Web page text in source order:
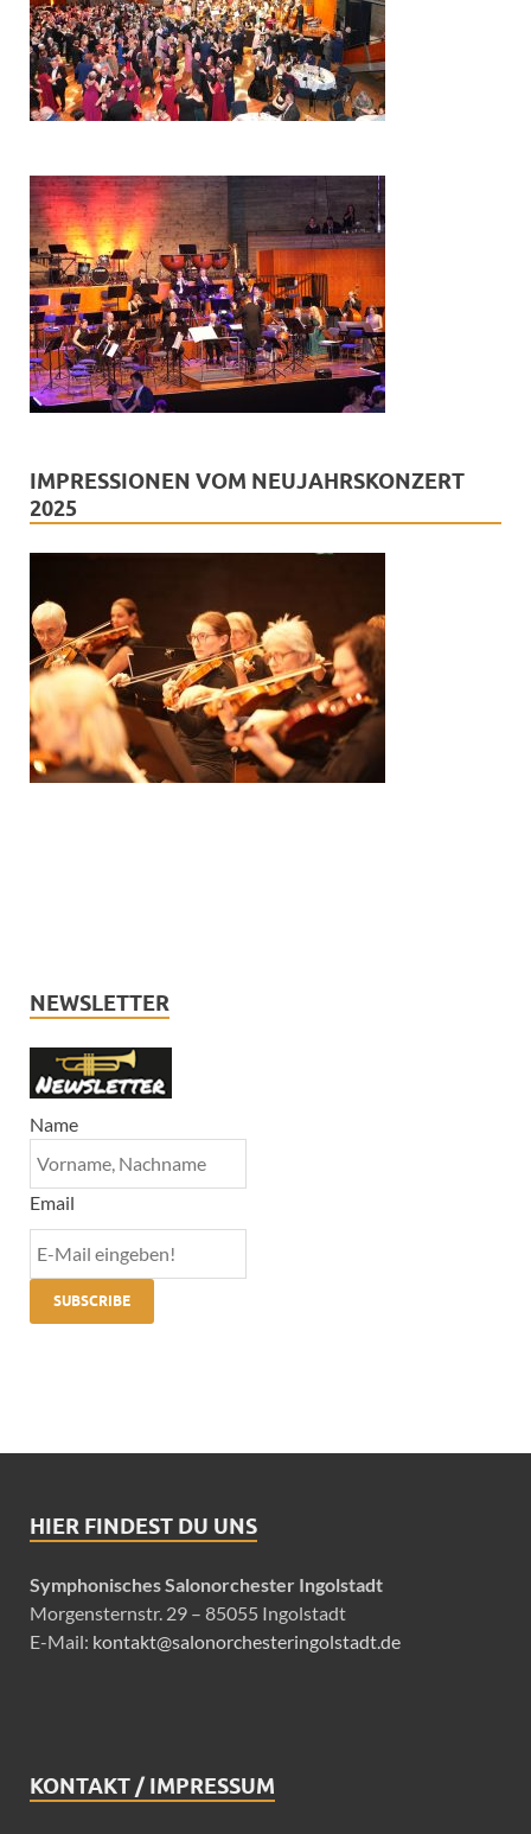
IMPRESSIONEN VOM NEUJAHRSKONZERT
2025
NEWSLETTER
Name
Email
HIER FINDEST DU UNS
Symphonisches Salonorchester Ingolstadt
Morgensternstr. 29 – 85055 Ingolstadt
E-Mail: kontakt@salonorchesteringolstadt.de
KONTAKT / IMPRESSUM